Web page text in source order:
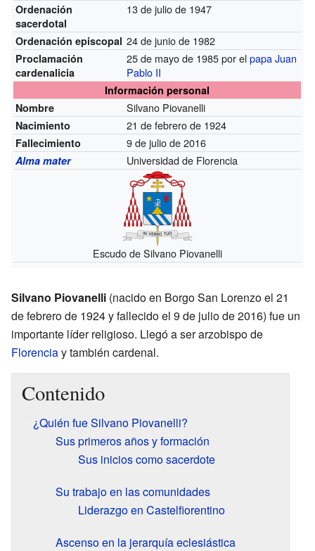
Ordenación
sacerdotal
13 de julio de 1947
Ordenación episcopal 24 de junio de 1982
Proclamación
cardenalicia
25 de mayo de 1985 por elpapa Juan
Pablo II
Información personal
Nombre
Silvano Piovanelli
Nacimiento 21 de febrero de 1924
Fallecimiento 9 de julio de 2016
Alma mater Universidad de Florencia
Escudo de Silvano Piovanelli
Silvano Piovanelli (nacido en Borgo San Lorenzo el 21
de febrero de 1924 y fallecido el 9 de julio de 2016) fue un
importante líder religioso. Llegó a ser arzobispo de
Florenciay también cardenal.
Contenido
¿Quién fue Silvano Piovanelli?
Sus primeros años y formación
Sus inicios como sacerdote
Su trabajo en las comunidades
Liderazgo en Castelfiorentino
Ascenso en la jerarquía eclesiástica